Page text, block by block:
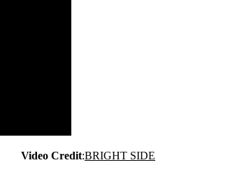
Video Credit:BRIGHT SIDE